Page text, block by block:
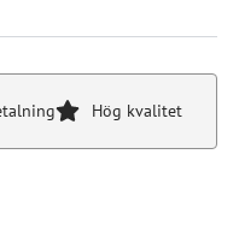
Hög kvalitet